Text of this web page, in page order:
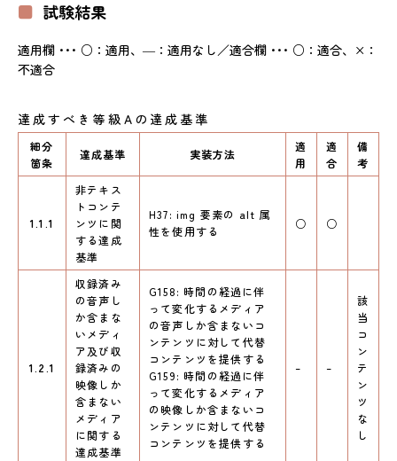
試験結果
適用欄 ･･･ ○：適用、―：適用なし／適合欄 ･･･ ○：適合、×：
不適合
達成すべき等級Aの達成基準
細分
箇条
達成基準 実装方法
適
用
適
合
備
考
1.1.1
非テキス
トコンテ
ンツに関
する達成
基準
H37: img 要素の alt 属
性を使用する
○ ○
1.2.1
収録済み
の音声し
か含まな
いメディ
ア及び収
録済みの
映像しか
含まない
メディア
に関する
達成基準
G158: 時間の経過に伴
って変化するメディア
の音声しか含まないコ
ンテンツに対して代替
コンテンツを提供する
G159: 時間の経過に伴
って変化するメディア
の映像しか含まないコ
ンテンツに対して代替
コンテンツを提供する
– –
該
当
コ
ン
テ
ン
ツ
な
し